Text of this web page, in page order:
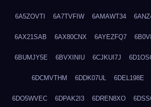
6A5ZOVTI 6A7TVFIW 6AMAWT34
6AX21SAB 6AX80CNX 6AYEZFQ7
6BUMJY5E 6BVXINIU 6CJKUI7J
6DCMVTHM 6DDK07UL 6DEL198E
6DO5WVEC 6DPAK2I3 6DREN8XO